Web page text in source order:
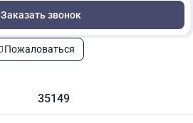
Заказать звонок
Пожаловаться
35149